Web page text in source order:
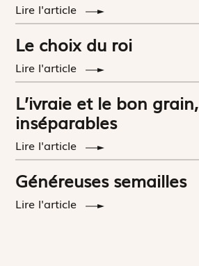
Lire l'article
Le choix du roi
Lire l'article
L’ivraie et le bon grain,
inséparables
Lire l'article
Généreuses semailles
Lire l'article